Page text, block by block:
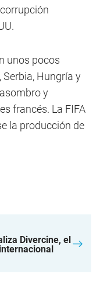
unos pocos
Serbia, Hungría y
y
francés. La FIFA
la producción de
Divercine, el